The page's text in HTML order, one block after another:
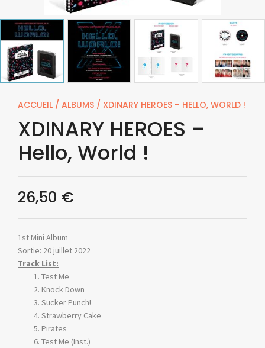
ACCUEIL / ALBUMS / XDINARY HEROES – HELLO, WORLD !
XDINARY HEROES –
Hello, World !
26,50 €
1st Mini Album
Sortie: 20 juillet 2022
Track List:
Test Me
Knock Down
Sucker Punch!
Strawberry Cake
Pirates
Test Me (Inst.)​